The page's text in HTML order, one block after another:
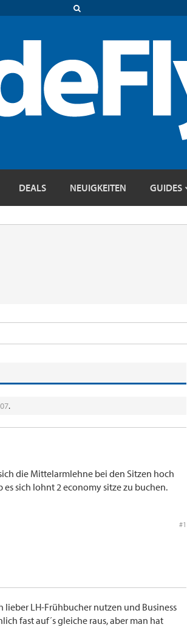
DEALS NEUIGKEITEN GUIDES
.
die Mittelarmlehne bei den Sitzen hoch
sich lohnt 2 economy sitze zu buchen.
#1
lieber LH-Frühbucher nutzen und Business
fast auf´s gleiche raus, aber man hat